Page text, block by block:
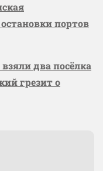
портов
два посёлка
грезит о